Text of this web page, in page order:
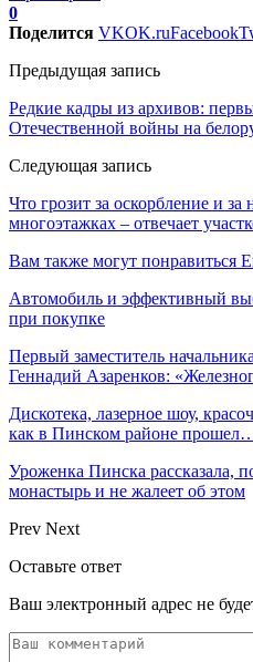
0
Поделится VKOK.ruFacebook
Предыдущая запись
Редкие кадры из архивов:
Отечественной войны на
Следующая запись
Что грозит за оскорбление и за
многоэтажках – отвечает
Вам также могут понравиться
Автомобиль и эффективный
при покупке
Первый заместитель
Геннадий Азаренков:
Дискотека, лазерное шоу,
как в Пинском районе
Уроженка Пинска рассказала,
монастырь и не жалеет об этом
Prev Next
Оставьте ответ
Ваш электронный адрес не